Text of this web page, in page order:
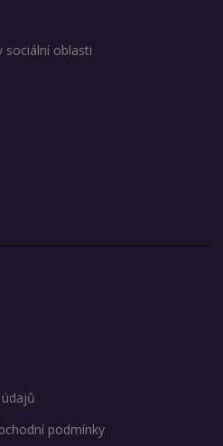
sociální oblasti
podmínky